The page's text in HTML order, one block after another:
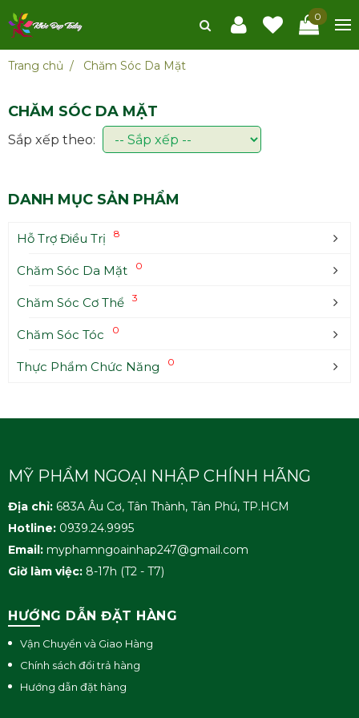
0
Trang chủ Chăm Sóc Da Mặt
CHĂM SÓC DA MẶT
Sắp xếp theo:
DANH MỤC SẢN PHẨM
Hỗ Trợ Điều Trị 8
Chăm Sóc Da Mặt 0
Chăm Sóc Cơ Thể 3
Chăm Sóc Tóc 0
Thực Phẩm Chức Năng 0
MỸ PHẨM NGOẠI NHẬP CHÍNH HÃNG
Địa chỉ: 683A Âu Cơ, Tân Thành, Tân Phú, TP.HCM
Hotline: 0939.24.9995
Email: myphamngoainhap247@gmail.com
Giờ làm việc: 8-17h (T2 - T7)
HƯỚNG DẪN ĐẶT HÀNG
Vận Chuyển và Giao Hàng
Chính sách đổi trả hàng
Hướng dẫn đặt hàng
ĐĂNG KÝ TƯ VẤN MIỄN PHÍ